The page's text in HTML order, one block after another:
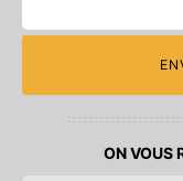
ON VOUS